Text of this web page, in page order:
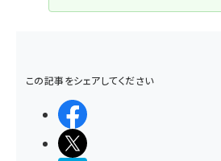
この記事をシェアしてください